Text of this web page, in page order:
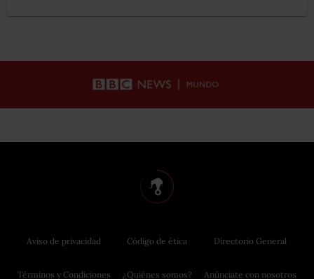
Aviso de privacidad
Términos y Condiciones
Código de ética
¿Quiénes somos?
Directorio General
Anúnciate con nosotros